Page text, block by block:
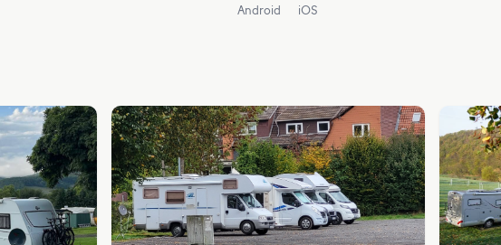
Android iOS